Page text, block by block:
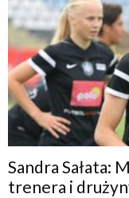
Sandra Sałata:
trenera i